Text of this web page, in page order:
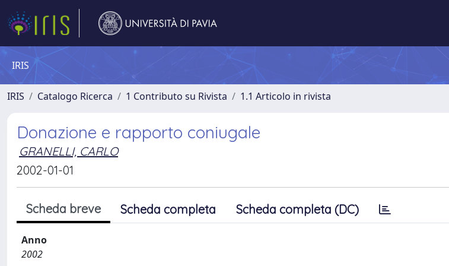
IRIS
IRIS Catalogo Ricerca 1 Contributo su Rivista 1.1 Articolo in rivista
Donazione e rapporto coniugale
GRANELLI, CARLO
2002-01-01
Scheda breve Scheda completa Scheda completa (DC)
Anno
2002